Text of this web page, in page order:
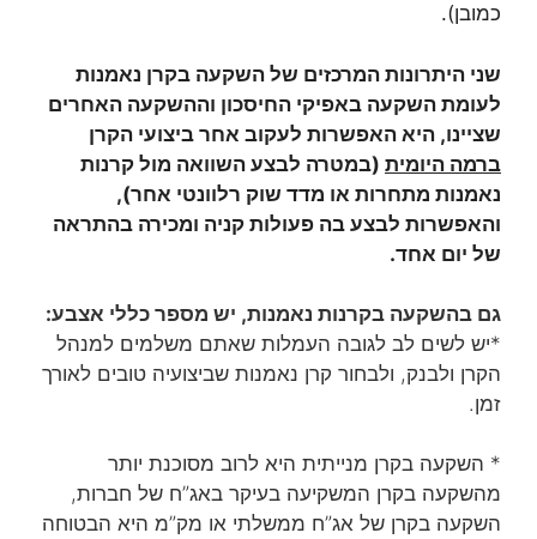
כמובן).
שני היתרונות המרכזים של השקעה בקרן נאמנות
לעומת השקעה באפיקי החיסכון וההשקעה האחרים
שציינו, היא האפשרות לעקוב אחר ביצועי הקרן
ברמה היומית (במטרה לבצע השוואה מול קרנות
נאמנות מתחרות או מדד שוק רלוונטי אחר),
והאפשרות לבצע בה פעולות קניה ומכירה בהתראה
של יום אחד.
גם בהשקעה בקרנות נאמנות, יש מספר כללי אצבע:
*יש לשים לב לגובה העמלות שאתם משלמים למנהל
הקרן ולבנק, ולבחור קרן נאמנות שביצועיה טובים לאורך
זמן.
* השקעה בקרן מנייתית היא לרוב מסוכנת יותר
מהשקעה בקרן המשקיעה בעיקר באג”ח של חברות,
השקעה בקרן של אג”ח ממשלתי או מק”מ היא הבטוחה